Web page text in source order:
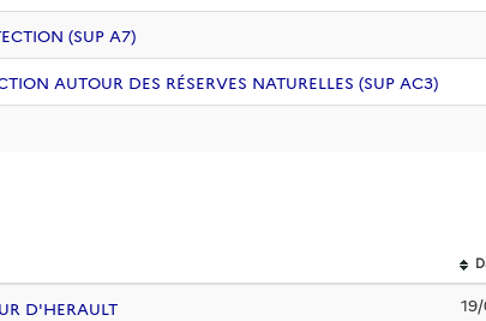
(SUP A7)
AUTOUR DES RÉSERVES NATURELLES (SUP AC3)
D'HERAULT